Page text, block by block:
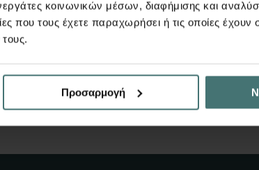
κοινωνικών μέσων, διαφήμισης και
που τους έχετε παραχωρήσει ή τις οποίες έχουν
Προσαρμογή